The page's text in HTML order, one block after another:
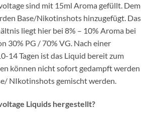
sind mit 15ml Aroma gefüllt. Dem
Base/Nikotinshots hinzugefügt. Das
liegt hier bei 8% – 10% Aroma bei
30% PG / 70% VG. Nach einer
14 Tagen ist das Liquid bereit zum
können nicht sofort gedampft werden
NIkotinshots gemischt werden.
Liquids hergestellt?